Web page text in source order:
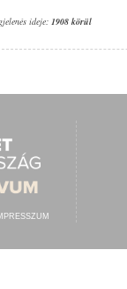
ideje: 1908 körül